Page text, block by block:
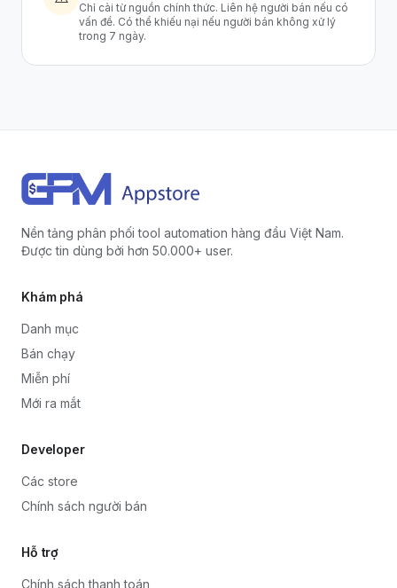
Chỉ cài từ nguồn chính thức. Liên hệ người bán nếu có
vấn đề. Có thể khiếu nại nếu người bán không xử lý
trong 7 ngày.
Nền tảng phân phối tool automation hàng đầu Việt Nam.
Được tin dùng bởi hơn 50.000+ user.
Khám phá
Danh mục
Bán chạy
Miễn phí
Mới ra mắt
Developer
Các store
Chính sách người bán
Hỗ trợ
Chính sách thanh toán